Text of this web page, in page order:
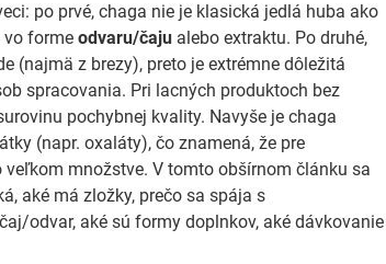
po prvé, chaga nie je klasická jedlá huba ako
vo formeodvaru/čaju alebo extraktu. Po druhé,
(najmä z brezy), preto je extrémne dôležitá
spracovania. Pri lacných produktoch bez
pochybnej kvality. Navyše je chaga
(napr. oxaláty), čo znamená, že pre
množstve. V tomto obšírnom článku sa
aké má zložky, prečo sa spája s
odvar, aké sú formy doplnkov, aké